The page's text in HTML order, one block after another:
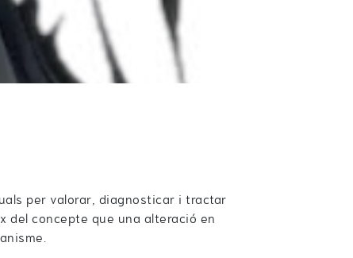
per valorar, diagnosticar i tractar
del concepte que una alteració en